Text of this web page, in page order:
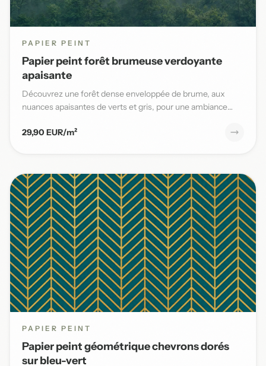
PAPIER PEINT
Papier peint forêt brumeuse verdoyante
apaisante
Découvrez une forêt dense enveloppée de brume, aux
nuances apaisantes de verts et gris, pour une ambiance
29,90 EUR/m²
PAPIER PEINT
Papier peint géométrique chevrons dorés
sur bleu-vert